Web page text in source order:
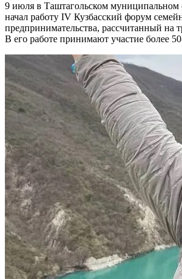
9 июля в Таштагольском муниципальном
начал работу IV Кузбасский форум
предпринимательства, рассчитанный на
В его работе принимают участие более